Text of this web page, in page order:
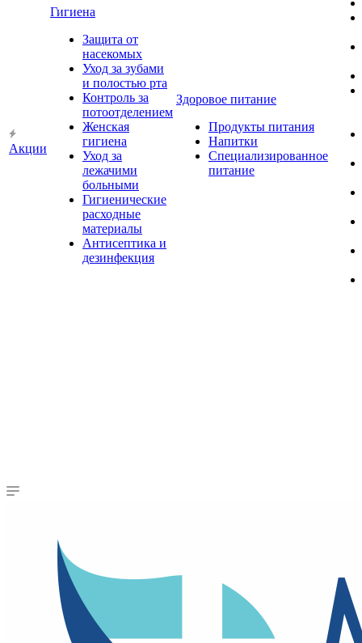
Акции
Гигиена
Защита от
насекомых
Уход за зубами
и полостью рта
Контроль за
потоотделением
Женская
гигиена
Уход за
лежачими
больными
Гигиенические
расходные
материалы
Антисептика и
дезинфекция
Здоровое питание
Продукты питания
Напитки
Специализированное
питание